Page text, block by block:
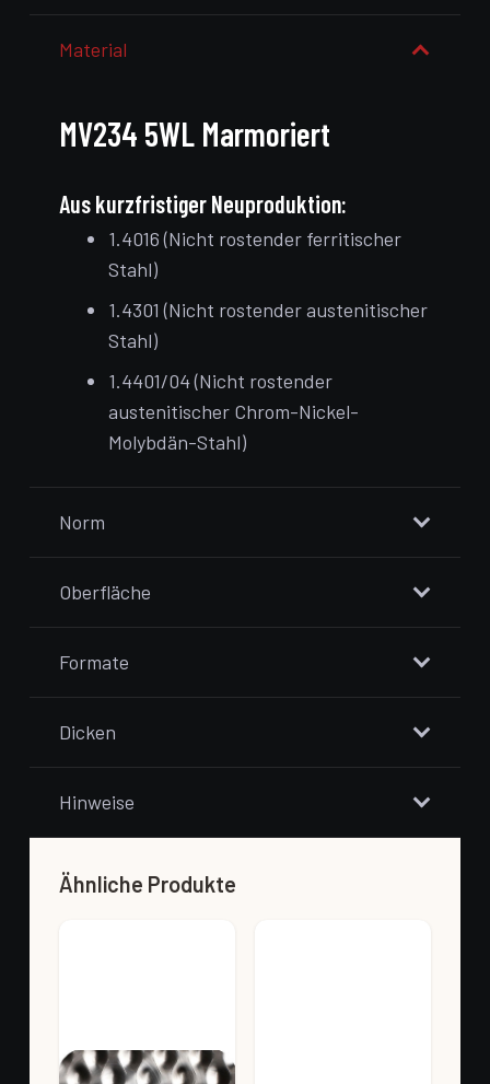
Material
MV234 5WL Marmoriert
Aus kurzfristiger Neuproduktion:
1.4016 (Nicht rostender ferritischer
Stahl)
1.4301 (Nicht rostender austenitischer
Stahl)
1.4401/04 (Nicht rostender
austenitischer Chrom-Nickel-
Molybdän-Stahl)
Norm
Oberfläche
Formate
Dicken
Hinweise
Ähnliche Produkte